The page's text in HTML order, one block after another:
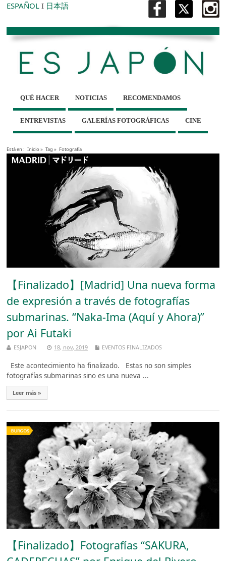
ESPAÑOL I 日本語
QUÉ HACER NOTICIAS RECOMENDAMOS
ENTREVISTAS GALERÍAS FOTOGRÁFICAS CINE
Está en : Inicio» Tag » Fotografía
【Finalizado】[Madrid] Una nueva forma
de expresión a través de fotografías
submarinas. “Naka-Ima (Aquí y Ahora)”
por Ai Futaki
ESJAPON 18, nov, 2019 EVENTOS FINALIZADOS
Este acontecimiento ha finalizado. Estas no son simples
fotografías submarinas sino es una nueva ...
Leer más »
【Finalizado】Fotografías “SAKURA,